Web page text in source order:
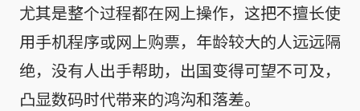
尤其是整个过程都在网上操作，这把不擅长使
用手机程序或网上购票，年龄较大的人远远隔
绝，没有人出手帮助，出国变得可望不可及，
凸显数码时代带来的鸿沟和落差。